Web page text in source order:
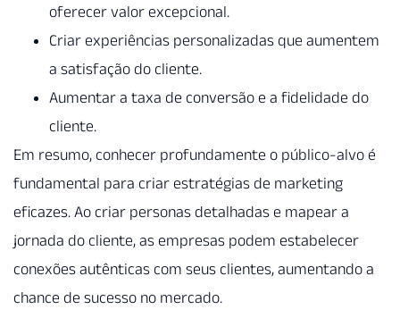
oferecer valor excepcional.
Criar experiências personalizadas que aumentem
a satisfação do cliente.
Aumentar a taxa de conversão e a fidelidade do
cliente.
Em resumo, conhecer profundamente o público-alvo é
fundamental para criar estratégias de marketing
eficazes. Ao criar personas detalhadas e mapear a
jornada do cliente, as empresas podem estabelecer
conexões autênticas com seus clientes, aumentando a
chance de sucesso no mercado.